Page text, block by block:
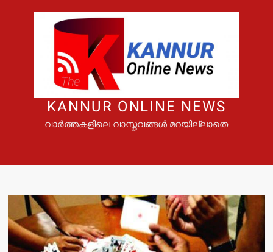
KANNUR ONLINE NEWS
വാർത്തകളിലെ വാസ്തവങ്ങൾ മറയില്ലാതെ